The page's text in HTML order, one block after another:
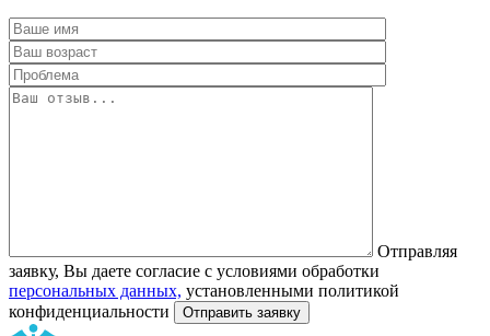
Отправляя
заявку, Вы даете согласие с условиями обработки
персональных данных, установленными политикой
конфиденциальности